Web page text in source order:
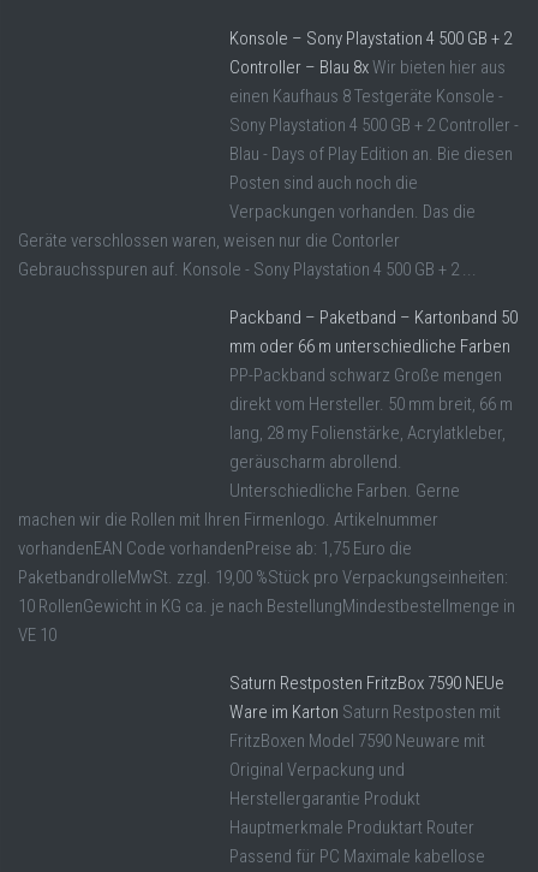
Konsole – Sony Playstation 4 500 GB + 2
Controller – Blau 8xWir bieten hier aus
einen Kaufhaus 8 Testgeräte Konsole -
Sony Playstation 4 500 GB + 2 Controller -
Blau - Days of Play Edition an. Bie diesen
Posten sind auch noch die
Verpackungen vorhanden. Das die
Geräte verschlossen waren, weisen nur die Contorler
Gebrauchsspuren auf. Konsole - Sony Playstation 4 500 GB + 2 ...
Packband – Paketband – Kartonband 50
mm oder 66 m unterschiedliche Farben
PP-Packband schwarz Große mengen
direkt vom Hersteller. 50 mm breit, 66 m
lang, 28 my Folienstärke, Acrylatkleber,
geräuscharm abrollend.
Unterschiedliche Farben. Gerne
machen wir die Rollen mit Ihren Firmenlogo. Artikelnummer
vorhandenEAN Code vorhandenPreise ab: 1,75 Euro die
PaketbandrolleMwSt. zzgl. 19,00 %Stück pro Verpackungseinheiten:
10 RollenGewicht in KG ca. je nach BestellungMindestbestellmenge in
VE 10
Saturn Restposten FritzBox 7590 NEUe
Ware im Karton Saturn Restposten mit
FritzBoxen Model 7590 Neuware mit
Original Verpackung und
Herstellergarantie Produkt
Hauptmerkmale Produktart Router
Passend für PC Maximale kabellose